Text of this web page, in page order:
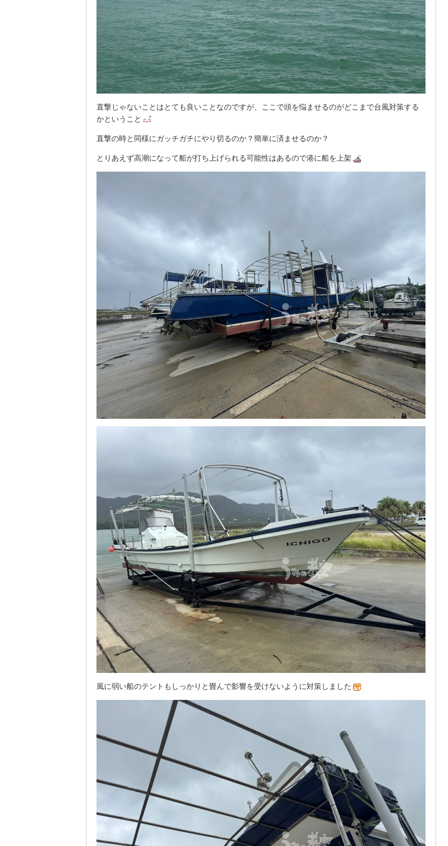
直撃じゃないことはとても良いことなのですが、ここで頭を悩ませるのがどこまで台風対策する
かということ
直撃の時と同様にガッチガチにやり切るのか？簡単に済ませるのか？
とりあえず高潮になって船が打ち上げられる可能性はあるので港に船を上架
風に弱い船のテントもしっかりと畳んで影響を受けないように対策しました